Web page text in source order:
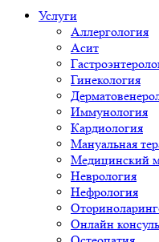
Услуги
Аллергология
Асит
Гинекология
Иммунология
Кардиология
Мануальная
Медицинский
Неврология
Нефрология
Онлайн